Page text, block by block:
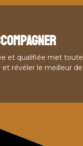
et qualifiée met toute
révéler le meilleur de